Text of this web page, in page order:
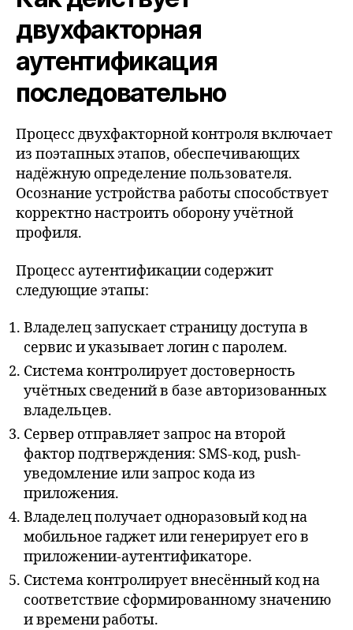
двухфакторная
аутентификация
последовательно
Процесс двухфакторной контроля включает
из поэтапных этапов, обеспечивающих
надёжную определение пользователя.
Осознание устройства работы способствует
корректно настроить оборону учётной
профиля.
Процесс аутентификации содержит
следующие этапы:
Владелец запускает страницу доступа в
сервис и указывает логин с паролем.
Система контролирует достоверность
учётных сведений в базе авторизованных
владельцев.
Сервер отправляет запрос на второй
фактор подтверждения: SMS-код, push-
уведомление или запрос кода из
приложения.
Владелец получает одноразовый код на
мобильное гаджет или генерирует его в
приложении-аутентификаторе.
Система контролирует внесённый код на
соответствие сформированному значению
и времени работы.